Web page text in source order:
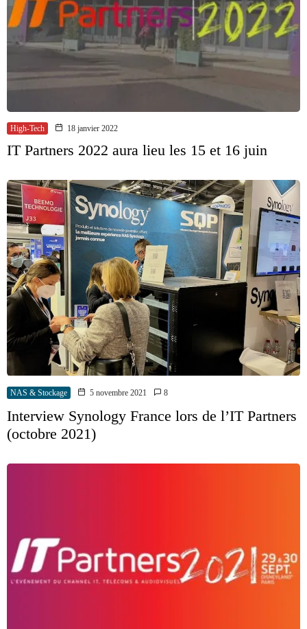
High-Tech 18 janvier 2022
IT Partners 2022 aura lieu les 15 et 16 juin
NAS & Stockage 5 novembre 2021 8
Interview Synology France lors de l’IT Partners
(octobre 2021)